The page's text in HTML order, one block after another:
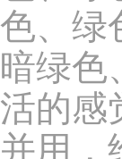
色、绿
暗绿色
活的感
并用，